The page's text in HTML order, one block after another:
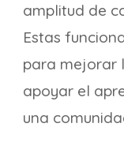
amplitud de
Estas
para mejorar
apoyar el
una